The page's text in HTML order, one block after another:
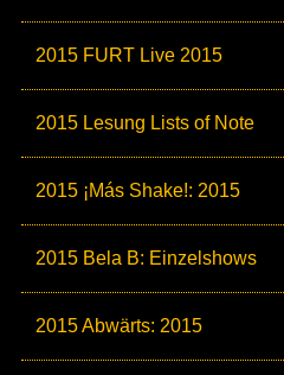
2015 FURT Live 2015
2015 Lesung Lists of Note
2015 ¡Más Shake!: 2015
2015 Bela B: Einzelshows
2015 Abwärts: 2015